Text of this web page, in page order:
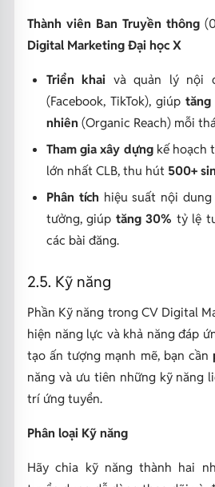
Thành viên Ban Truyền thông
Digital Marketing Đại học X
Triển khai và quản lý nội
(Facebook, TikTok), giúp
nhiên (Organic Reach) mỗi
Tham gia xây dựngkế hoạch
lớn nhất CLB, thu hút 500+
Phân tích hiệu suất nội
tưởng, giúp tăng 30% tỷ lệ
các bài đăng.
2.5. Kỹ năng
Phần Kỹ năng trong CV Digital
hiện năng lực và khả năng đáp
tạo ấn tượng mạnh mẽ, bạn cần
năng và ưu tiên những kỹ năng
trí ứng tuyển.
Phân loại Kỹ năng
Hãy chia kỹ năng thành hai